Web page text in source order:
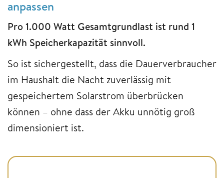
anpassen
Pro 1.000 Watt Gesamtgrundlast ist rund 1
kWh Speicherkapazität sinnvoll.
So ist sichergestellt, dass die Dauerverbraucher
im Haushalt die Nacht zuverlässig mit
gespeichertem Solarstrom überbrücken
können – ohne dass der Akku unnötig groß
dimensioniert ist.